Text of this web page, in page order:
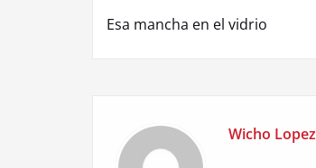
Esa mancha en el vidrio
Wicho Lopez